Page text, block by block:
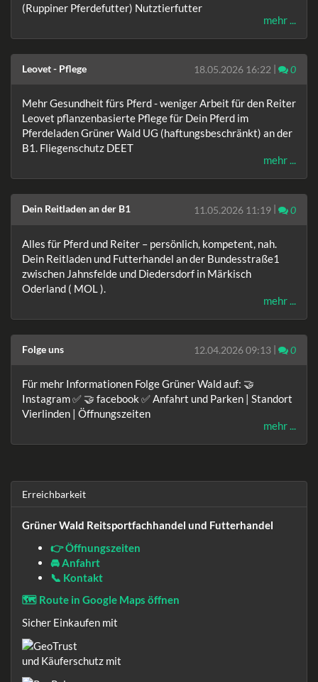
(Ruppiner Pferdefutter) Nutztierfutter
mehr ...
Leovet - Pflege 18.05.2026 16:22 | 0
Mehr Gesundheit fürs Pferd - weniger Arbeit für den Reiter
Leovet pflanzenbasierte Pflege für Dein Pferd im
Pferdeladen Grüner Wald UG (haftungsbeschränkt) an der
B1. Fliegenschutz DEET
mehr ...
Dein Reitladen an der B1 11.05.2026 11:19 | 0
Alles für Pferd und Reiter – persönlich, kompetent, nah.
Dein Reitladen und Futterhandel an der Bundesstraße1
zwischen Jahnsfelde und Diedersdorf in Märkisch
Oderland ( MOL ).
mehr ...
Folge uns 12.04.2026 09:13 | 0
Für mehr Informationen Folge Grüner Wald auf: 🤝
Instagram ✅ 🤝 facebook ✅ Anfahrt und Parken | Standort
Vierlinden | Öffnungszeiten
mehr ...
Erreichbarkeit
Grüner Wald Reitsportfachhandel und Futterhandel
👉 Öffnungszeiten
🚘 Anfahrt
📞 Kontakt
🗺️ Route in Google Maps öffnen
Sicher Einkaufen mit
und Käuferschutz mit